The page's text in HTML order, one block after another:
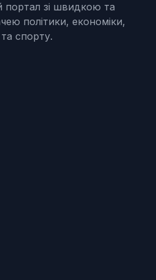
зі швидкою та
політики, економіки,
спорту.